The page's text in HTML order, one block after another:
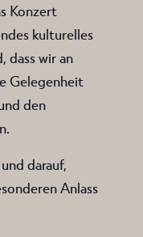
Konzert
kulturelles
dass wir an
Gelegenheit
den
darauf,
Anlass